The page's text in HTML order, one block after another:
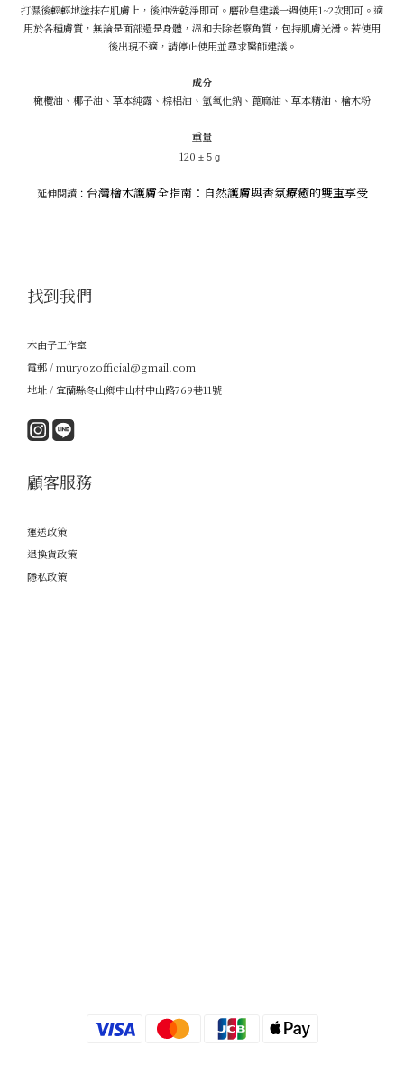
打濕後輕輕地塗抹在肌膚上，後沖洗乾淨即可。磨砂皂建議一週使用1~2次即可。適
用於各種膚質，無論是面部還是身體，溫和去除老廢角質，包持肌膚光滑。若使用
後出現不適，請停止使用並尋求醫師建議。
成分
橄欖油、椰子油、草本純露、棕梠油、氫氧化鈉、蓖麻油、草本精油、檜木粉
重量
120 ± 5 g
延伸閱讀： 台灣檜木護膚全指南：自然護膚與香氛療癒的雙重享受
找到我們
木由子工作室
電郵 / muryozofficial@gmail.com
地址 / 宜蘭縣冬山鄉中山村中山路769巷11號
顧客服務
運送政策
退換貨政策
隱私政策